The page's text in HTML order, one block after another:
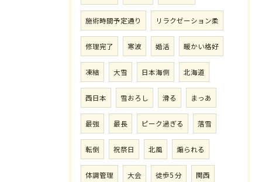
施術時間予定通り リラクゼーション柔
修理完了 寒波 婚活 暖かい格好
凍結 大雪 日本海側 北海道
西日本 雪おろし 滑る まっあ
最強 最長 ピーク過ぎる 落雪
転倒 祝祭日 北風 煽られる
体調管理 大会 徒歩5 分 関西